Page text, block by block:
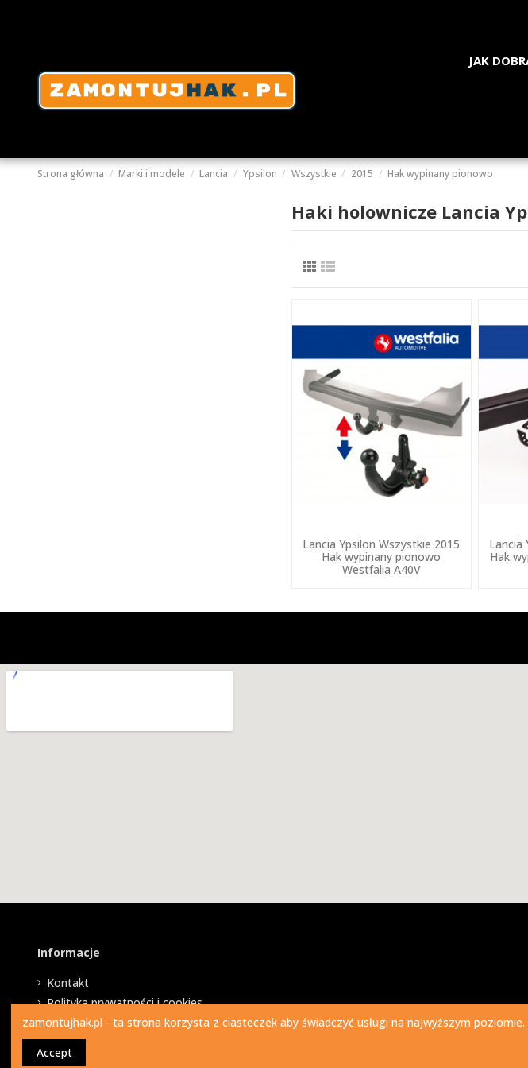
JAK
Strona główna Marki i modele Lancia Ypsilon Wszystkie 2015 Hak wypinany pionowo
Haki holownicze Lancia
Lancia Ypsilon Wszystkie 2015
Hak wypinany pionowo
Westfalia A40V
Lancia
Hak
Informacje
Kontakt
Polityka prywatności i cookies
zamontujhak.pl - ta strona korzysta z ciasteczek aby świadczyć usługi na najwyższym
Accept